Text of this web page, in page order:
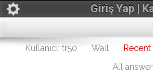
Giriş Yap |
Kullanıcı: tr50 Wall
All